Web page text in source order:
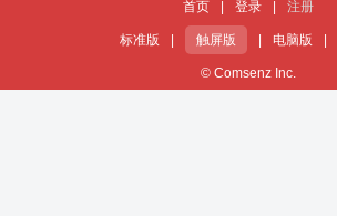
首页 登录 注册
标准版 触屏版 电脑版
© Comsenz Inc.